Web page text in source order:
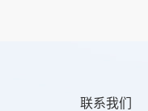
联系我们